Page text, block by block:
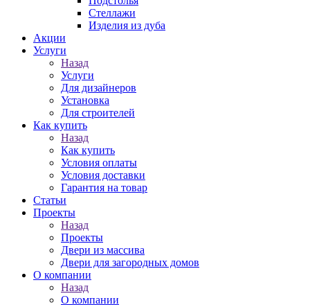
Стеллажи
Изделия из дуба
Акции
Услуги
Назад
Услуги
Для дизайнеров
Установка
Для строителей
Как купить
Назад
Как купить
Условия оплаты
Условия доставки
Гарантия на товар
Статьи
Проекты
Назад
Проекты
Двери из массива
Двери для загородных домов
О компании
Назад
О компании